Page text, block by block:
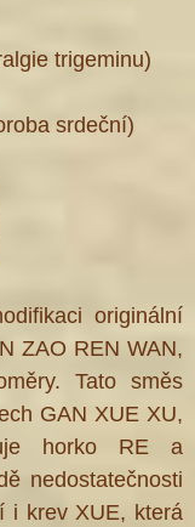
trigeminu)
srdeční)
originální
ZAO REN WAN,
Tato směs
GAN XUE XU,
horko RE a
nedostatečnosti
i krev XUE, která